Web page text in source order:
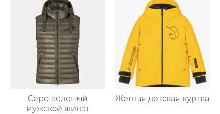
Серо-зеленый
мужской жилет
Желтая детская куртка